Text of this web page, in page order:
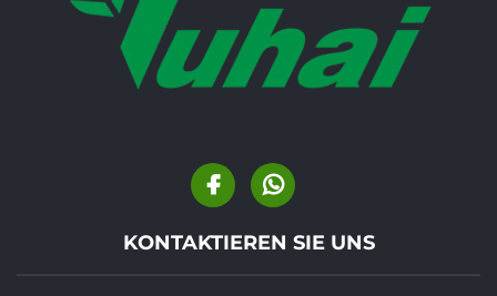
KONTAKTIEREN SIE UNS